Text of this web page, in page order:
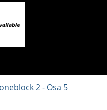
2 - Osa 5